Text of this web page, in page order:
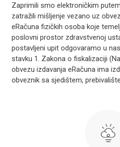
Zaprimili smo elektroničkim
zatražili mišljenje vezano uz
eRačuna fizičkih osoba koje
poslovni prostor zdravstvenoj
postavljeni upit odgovaramo u
stavku 1. Zakona o fiskalizaciji
obvezu izdavanja eRačuna ima
obveznik sa sjedištem,